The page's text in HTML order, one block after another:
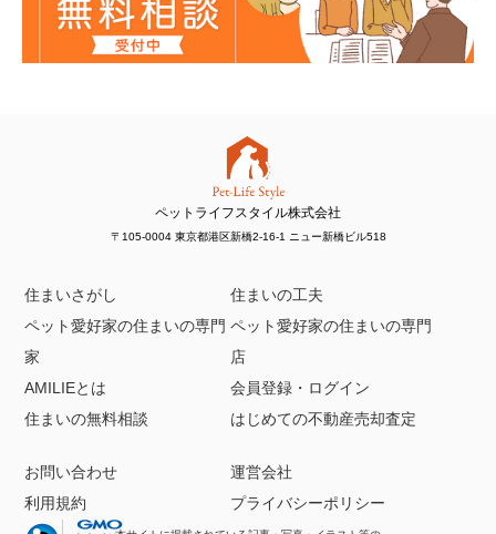
ペットライフスタイル株式会社
〒105-0004 東京都港区新橋2-16-1 ニュー新橋ビル518
住まいさがし
住まいの工夫
ペット愛好家の住まいの専門
家
ペット愛好家の住まいの専門
店
AMILIEとは
会員登録・ログイン
住まいの無料相談
はじめての不動産売却査定
お問い合わせ
運営会社
利用規約
プライバシーポリシー